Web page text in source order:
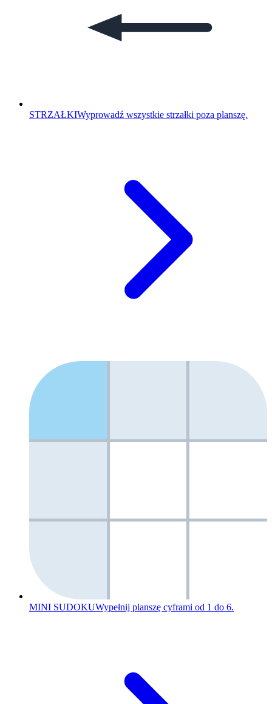
STRZAŁKIWyprowadź wszystkie strzałki poza planszę.
MINI SUDOKUWypełnij planszę cyframi od 1 do 6.